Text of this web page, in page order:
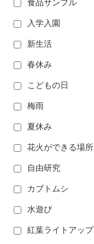
食品サンプル
入学入園
新生活
春休み
こどもの日
梅雨
夏休み
花火ができる場所
自由研究
カブトムシ
水遊び
紅葉ライトアップ